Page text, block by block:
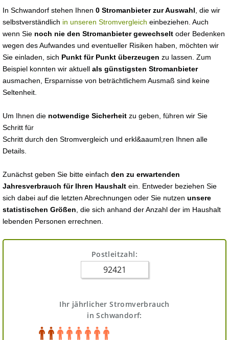
In Schwandorf stehen Ihnen 0 Stromanbieter zur Auswahl , die wir
selbstverständlich in unseren Stromvergleich einbeziehen. Auch
wenn Sie noch nie den Stromanbieter gewechselt oder Bedenken
wegen des Aufwandes und eventueller Risiken haben, möchten wir
Sie einladen, sich Punkt für Punkt überzeugen zu lassen. Zum
Beispiel konnten wir aktuell als günstigsten Stromanbieter
ausmachen, Ersparnisse von beträchtlichem Ausmaß sind keine
Seltenheit.
Um Ihnen die notwendige Sicherheit zu geben, führen wir Sie
Schritt für
Schritt durch den Stromvergleich und erkl&aauml;ren Ihnen alle
Details.
Zunächst geben Sie bitte einfach den zu erwartenden
Jahresverbrauch für Ihren Haushalt ein. Entweder beziehen Sie
sich dabei auf die letzten Abrechnungen oder Sie nutzen unsere
statistischen Größen , die sich anhand der Anzahl der im Haushalt
lebenden Personen errechnen.
Postleitzahl:
Ihr jährlicher Stromverbrauch
in Schwandorf: